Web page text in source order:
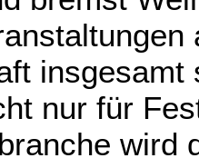
insgesamt
nur für
wird